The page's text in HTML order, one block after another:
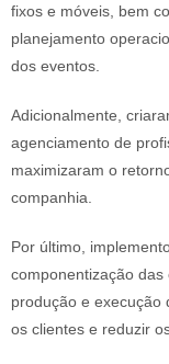
fixos e móveis, bem
planejamento
dos eventos.
Adicionalmente,
agenciamento de
maximizaram o
companhia.
Por último,
componentização
produção e execução
os clientes e reduzir